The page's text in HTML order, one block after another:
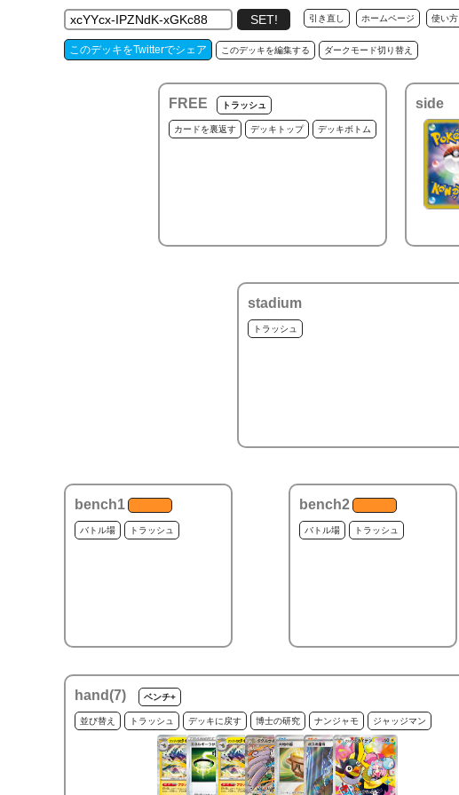
引き直し ホームページ 使い方
このデッキをTwitterでシェア このデッキを編集する ダークモード切り替え
FREE トラッシュ
カードを裏返す デッキトップ デッキボトム
side
stadium
トラッシュ
bench1
バトル場 トラッシュ
bench2
バトル場 トラッシュ
hand(7) ベンチ+
並び替え トラッシュ デッキに戻す 博士の研究 ナンジャモ ジャッジマン